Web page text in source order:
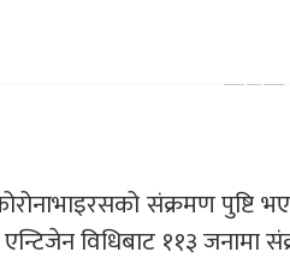
संक्रमण पुष्टि
विधिबाट ११३ जनामा